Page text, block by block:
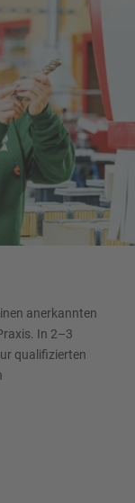
anerkannten
In 2–3
qualifizierten